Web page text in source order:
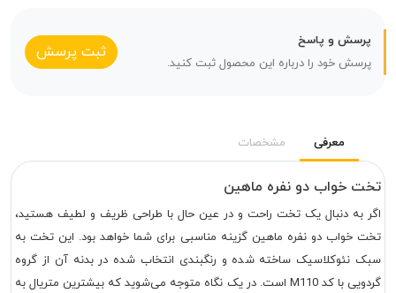
پرسش و پاسخ
پرسش خود را درباره این محصول ثبت کنید.
ثبت پرسش
معرفی مشخصات
تخت خواب دو نفره ماهین
اگر به دنبال یک تخت راحت و در عین حال با طراحی ظریف و لطیف هستید،
تخت خواب دو نفره ماهین گزینه مناسبی برای شما خواهد بود. این تخت به
سبک نئوکلاسیک ساخته شده و رنگبندی انتخاب شده در بدنه آن از گروه
گردویی با کد M110 است. در یک نگاه متوجه می‌شوید که بیشترین متریال به